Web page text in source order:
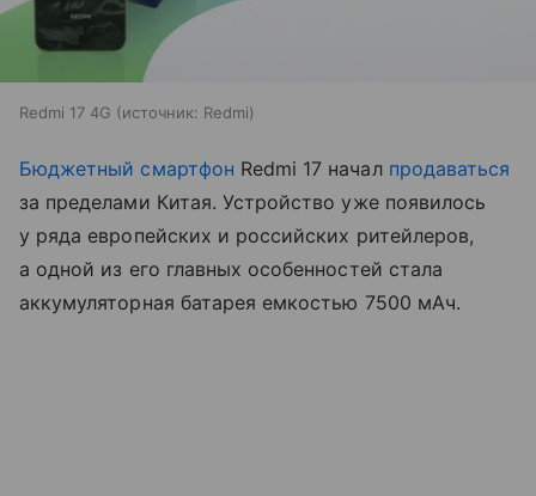
Redmi 17 4G источник: Redmi
Бюджетный смартфон Redmi 17 начал продаваться
за пределами Китая. Устройство уже появилось
у ряда европейских и российских ритейлеров,
а одной из его главных особенностей стала
аккумуляторная батарея емкостью 7500 мАч.